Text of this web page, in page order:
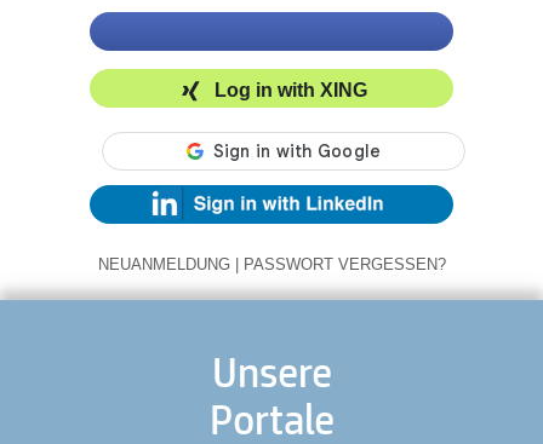
Log in with XING
NEUANMELDUNG | PASSWORT VERGESSEN?
Unsere
Portale